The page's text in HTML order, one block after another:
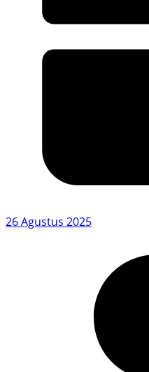
26 Agustus 2025